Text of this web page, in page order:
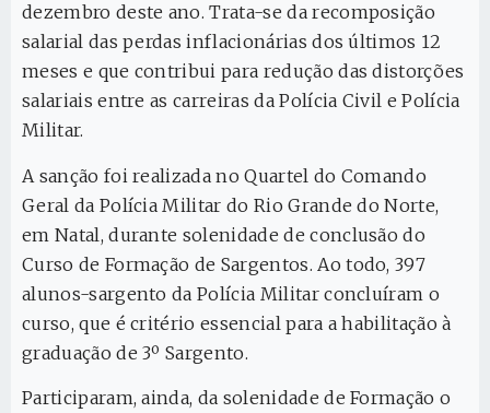
dezembro deste ano. Trata-se da recomposição
salarial das perdas inflacionárias dos últimos 12
meses e que contribui para redução das distorções
salariais entre as carreiras da Polícia Civil e Polícia
Militar.
A sanção foi realizada no Quartel do Comando
Geral da Polícia Militar do Rio Grande do Norte,
em Natal, durante solenidade de conclusão do
Curso de Formação de Sargentos. Ao todo, 397
alunos-sargento da Polícia Militar concluíram o
curso, que é critério essencial para a habilitação à
graduação de 3º Sargento.
Participaram, ainda, da solenidade de Formação o